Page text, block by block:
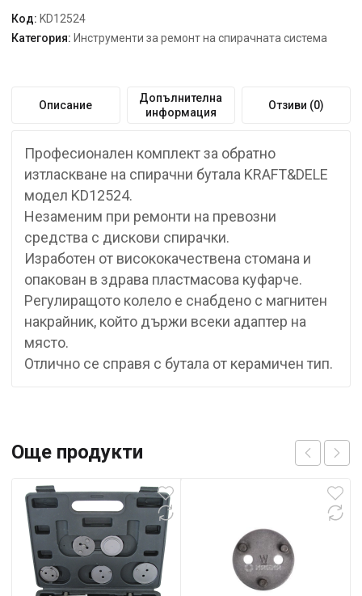
Код: KD12524
Категория: Инструменти за ремонт на спирачната система
Описание
Допълнителна
информация
Отзиви (0)
Професионален комплект за обратно
изтласкване на спирачни бутала KRAFT&DELE
модел KD12524.
Незаменим при ремонти на превозни
средства с дискови спирачки.
Изработен от висококачествена стомана и
опакован в здрава пластмасова куфарче.
Регулиращото колело е снабдено с магнитен
накрайник, който държи всеки адаптер на
място.
Отлично се справя с бутала от керамичен тип.
Още продукти